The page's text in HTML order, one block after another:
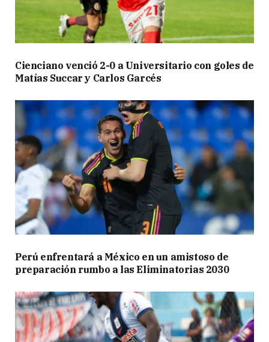
Cienciano venció 2-0 a Universitario con goles de
Matías Succar y Carlos Garcés
Perú enfrentará a México en un amistoso de
preparación rumbo a las Eliminatorias 2030